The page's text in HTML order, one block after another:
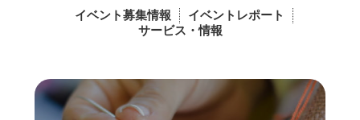
イベント募集情報
イベントレポート
サービス・情報